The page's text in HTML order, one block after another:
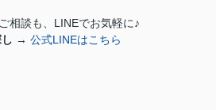
相談も、LINEでお気軽に♪
→ 公式LINEはこちら